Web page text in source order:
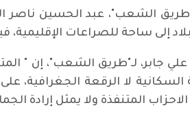
الشعب"، عبد الحسين ناصر
إلى ساحة للصراعات الإقليمية،
جابر، لـ"طريق الشعب"، إن "
لا الرقعة الجغرافية،
المتنفذة ولا يمثل إرادة